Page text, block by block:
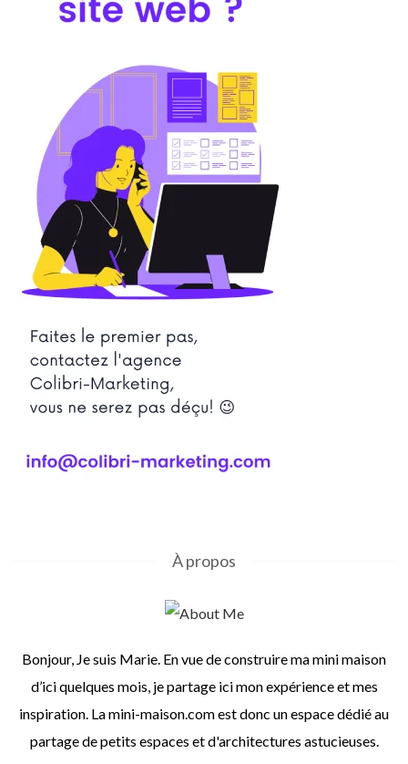
À propos
Bonjour, Je suis Marie. En vue de construire ma mini maison
d’ici quelques mois, je partage ici mon expérience et mes
inspiration. La mini-maison.com est donc un espace dédié au
partage de petits espaces et d'architectures astucieuses.